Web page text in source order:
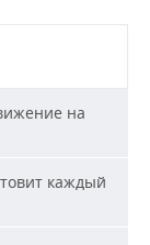
на
каждый